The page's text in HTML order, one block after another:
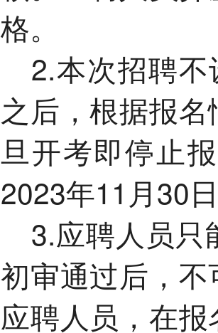
格。
2.本次招聘
之后，根据报
旦开考即停止
2023年11 月30
3.应聘人员只
初审通过后，
应聘人员，在